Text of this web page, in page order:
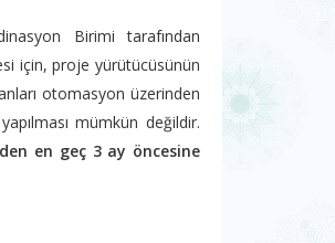
Birimi tarafından
için, proje yürütücüsünün
otomasyon üzerinden
mümkün değildir.
en geç 3 ay öncesine